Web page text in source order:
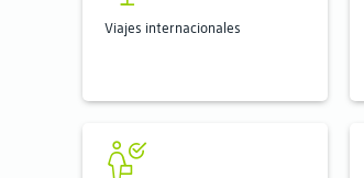
Viajes internacionales